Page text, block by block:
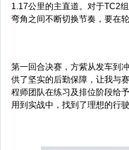
1.17公里的主直道。对于TC2
弯角之间不断切换节奏，要在
第一回合决赛，方紫从发车到
供了坚实的后勤保障，让我与
程师团队在练习及排位阶段给
用到实战中，找到了理想的行